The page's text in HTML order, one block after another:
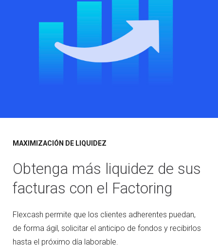
MAXIMIZACIÓN DE LIQUIDEZ
Obtenga más liquidez de sus
facturas con el Factoring
Flexcash permite que los clientes adherentes puedan,
de forma ágil, solicitar el anticipo de fondos y recibirlos
hasta el próximo día laborable.